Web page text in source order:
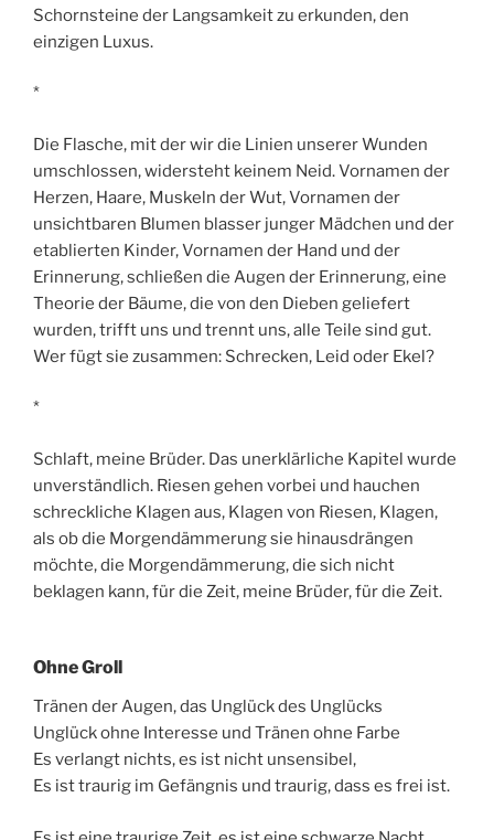
Schornsteine der Langsamkeit zu erkunden, den
einzigen Luxus.
*
Die Flasche, mit der wir die Linien unserer Wunden
umschlossen, widersteht keinem Neid. Vornamen der
Herzen, Haare, Muskeln der Wut, Vornamen der
unsichtbaren Blumen blasser junger Mädchen und der
etablierten Kinder, Vornamen der Hand und der
Erinnerung, schließen die Augen der Erinnerung, eine
Theorie der Bäume, die von den Dieben geliefert
wurden, trifft uns und trennt uns, alle Teile sind gut.
Wer fügt sie zusammen: Schrecken, Leid oder Ekel?
*
Schlaft, meine Brüder. Das unerklärliche Kapitel wurde
unverständlich. Riesen gehen vorbei und hauchen
schreckliche Klagen aus, Klagen von Riesen, Klagen,
als ob die Morgendämmerung sie hinausdrängen
möchte, die Morgendämmerung, die sich nicht
beklagen kann, für die Zeit, meine Brüder, für die Zeit.
Ohne Groll
Tränen der Augen, das Unglück des Unglücks
Unglück ohne Interesse und Tränen ohne Farbe
Es verlangt nichts, es ist nicht unsensibel,
Es ist traurig im Gefängnis und traurig, dass es frei ist.